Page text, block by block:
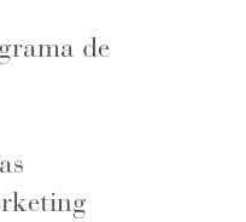
de